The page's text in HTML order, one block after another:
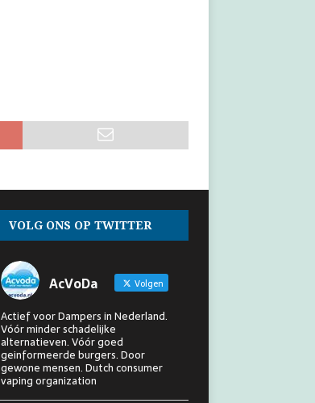
VOLG ONS OP TWITTER
AcVoDa Volgen
Actief voor Dampers in Nederland.
Vóór minder schadelijke
alternatieven. Vóór goed
geinformeerde burgers. Door
gewone mensen. Dutch consumer
vaping organization